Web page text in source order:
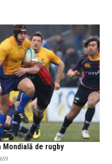
Mondială de rugby
659